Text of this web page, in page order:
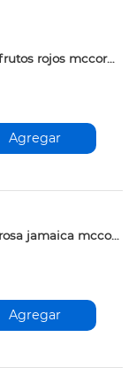
Infusion frutos rojos mccormick 20bol
Agregar
Infusion rosa jamaica mccormick 20bol
Agregar